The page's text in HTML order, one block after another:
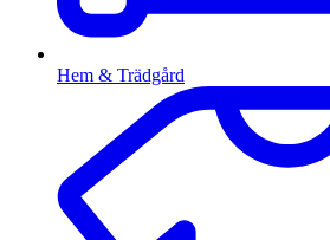
Hem & Trädgård